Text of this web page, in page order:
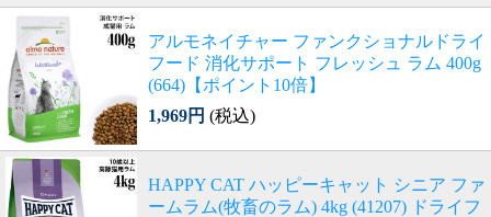
アルモネイチャー ファンクショナルドライ
フード 消化サポート フレッシュ ラム 400g
(664)【ポイント10倍】
1,969円 (税込)
HAPPY CAT ハッピーキャット シニア ファ
ームラム(牧畜のラム) 4kg (41207) ドライフ